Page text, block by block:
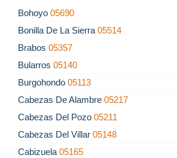
Bohoyo 05690
Bonilla De La Sierra 05514
Brabos 05357
Bularros 05140
Burgohondo 05113
Cabezas De Alambre 05217
Cabezas Del Pozo 05211
Cabezas Del Villar 05148
Cabizuela 05165